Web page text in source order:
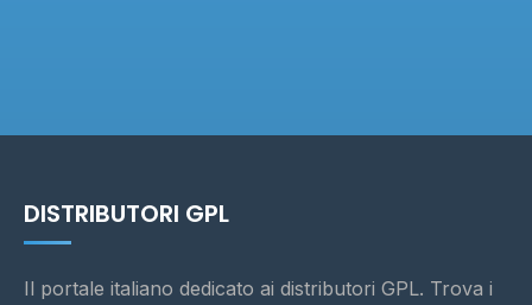
DISTRIBUTORI GPL
Il portale italiano dedicato ai distributori GPL. Trova i